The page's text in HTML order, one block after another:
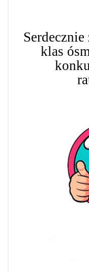
klas